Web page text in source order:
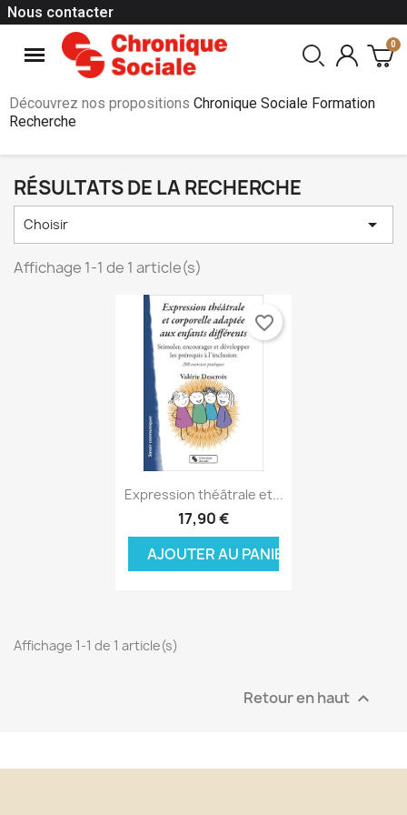
Nous contacter
Découvrez nos propositions Chronique Sociale Formation
Recherche
RÉSULTATS DE LA RECHERCHE
Choisir 
Affichage 1-1 de 1 article(s)
Aperçu rapide
Expression théâtrale et...
17,90 €
AJOUTER AU PANIER
favorite_border
Affichage 1-1 de 1 article(s)
Retour en haut 